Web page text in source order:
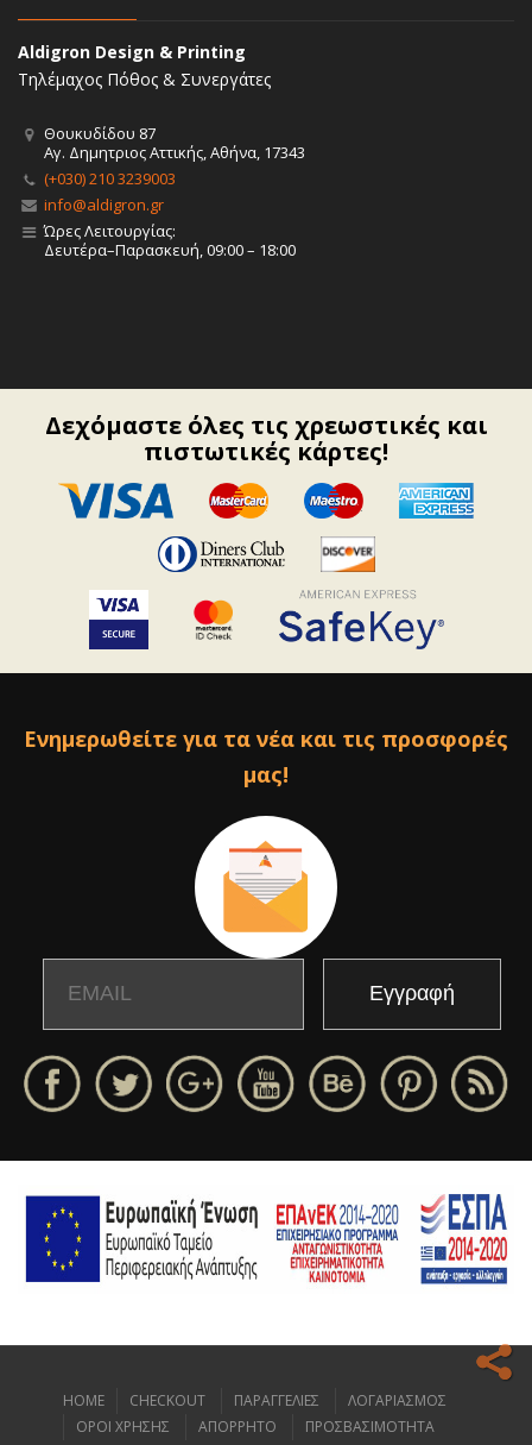
Aldigron Design & Printing
Τηλέμαχος Πόθος & Συνεργάτες
Θουκυδίδου 87
Αγ. Δημητριος Αττικής, Αθήνα, 17343
(+030) 210 3239003
info@aldigron.gr
Ώρες Λειτουργίας:
Δευτέρα–Παρασκευή, 09:00 – 18:00
Δεχόμαστε όλες τις χρεωστικές και
πιστωτικές κάρτες!
Ενημερωθείτε για τα νέα και τις προσφορές
μας!
Ο ιστοχώρος μας κάνει χρήση cookies για να σας προσφέρει την
HOME CHECKOUT ΠΑΡΑΓΓΕΛΙΕΣ
ΛΟΓΑΡΙΑΣΜΟΣ
ΟΡΟΙ ΧΡΗΣΗΣ
ΑΠΟΡΡΗΤΟ ΠΡΟΣΒΑΣΙΜΟΤΗΤΑ